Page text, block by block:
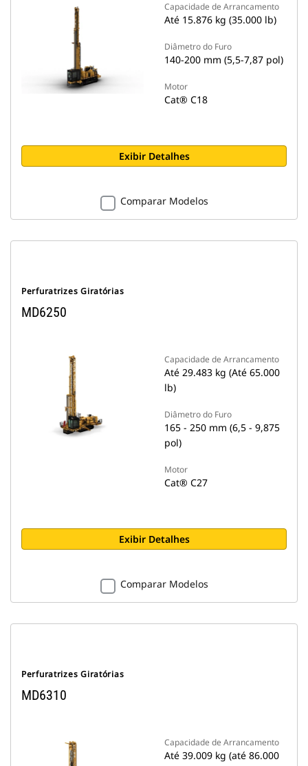
Capacidade de Arrancamento
Até 15.876 kg (35.000 lb)
Diâmetro do Furo
140-200 mm (5,5-7,87 pol)
Motor
Cat® C18
Exibir Detalhes
Comparar Modelos
Perfuratrizes Giratórias
MD6250
Capacidade de Arrancamento
Até 29.483 kg (Até 65.000
lb)
Diâmetro do Furo
165 - 250 mm (6,5 - 9,875
pol)
Motor
Cat® C27
Exibir Detalhes
Comparar Modelos
Perfuratrizes Giratórias
MD6310
Capacidade de Arrancamento
Até 39.009 kg (até 86.000